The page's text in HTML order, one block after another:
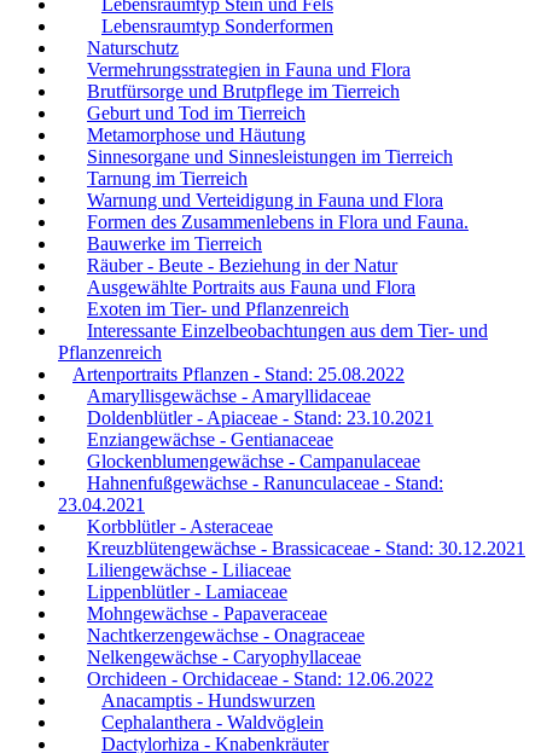
Lebensraumtyp Stein und Fels
Lebensraumtyp Sonderformen
Naturschutz
Vermehrungsstrategien in Fauna und Flora
Brutfürsorge und Brutpflege im Tierreich
Geburt und Tod im Tierreich
Metamorphose und Häutung
Sinnesorgane und Sinnesleistungen im Tierreich
Tarnung im Tierreich
Warnung und Verteidigung in Fauna und Flora
Formen des Zusammenlebens in Flora und Fauna.
Bauwerke im Tierreich
Räuber - Beute - Beziehung in der Natur
Ausgewählte Portraits aus Fauna und Flora
Exoten im Tier- und Pflanzenreich
Interessante Einzelbeobachtungen aus dem Tier- und
Pflanzenreich
Artenportraits Pflanzen - Stand: 25.08.2022
Amaryllisgewächse - Amaryllidaceae
Doldenblütler - Apiaceae - Stand: 23.10.2021
Enziangewächse - Gentianaceae
Glockenblumengewächse - Campanulaceae
Hahnenfußgewächse - Ranunculaceae - Stand:
23.04.2021
Korbblütler - Asteraceae
Kreuzblütengewächse - Brassicaceae - Stand: 30.12.2021
Liliengewächse - Liliaceae
Lippenblütler - Lamiaceae
Mohngewächse - Papaveraceae
Nachtkerzengewächse - Onagraceae
Nelkengewächse - Caryophyllaceae
Orchideen - Orchidaceae - Stand: 12.06.2022
Anacamptis - Hundswurzen
Cephalanthera - Waldvöglein
Dactylorhiza - Knabenkräuter